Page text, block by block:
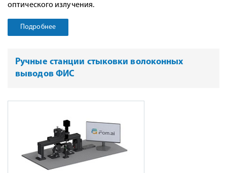
оптического излучения.
Подробнее
Ручные станции стыковки волоконных
выводов ФИС